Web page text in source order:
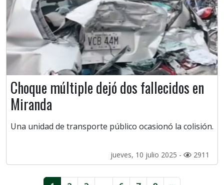
Choque múltiple dejó dos fallecidos en
Miranda
Una unidad de transporte público ocasionó la colisión.
jueves, 10 julio 2025 - 2911